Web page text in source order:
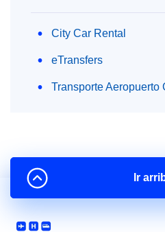
City Car Rental
eTransfers
Transporte Aeropuerto
Ir